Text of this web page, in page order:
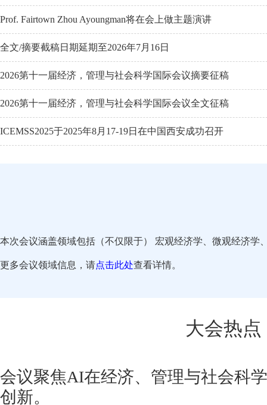
Prof. Fairtown Zhou Ayoungman将在会上做主题演讲
全文/摘要截稿日期延期至2026年7月16日
2026第十一届经济，管理与社会科学国际会议摘要征稿
2026第十一届经济，管理与社会科学国际会议全文征稿
ICEMSS2025于2025年8月17-19日在中国西安成功召开
本次会议涵盖领域包括（不仅限于） 宏观经济学、微观经济
更多会议领域信息，请点击此处查看详情。
大会热
会议聚焦AI在经济、管理与社会科
创新。